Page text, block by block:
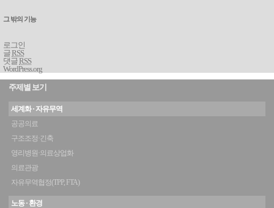
그 밖의 기능
로그인
글RSS
댓글RSS
WordPress.org
주제별 보기
세계화 · 자유무역
공공의료
구조조정·긴축
영리병원·의료상업화
의료관광
자유무역협정(TPP, FTA)
노동 · 환경